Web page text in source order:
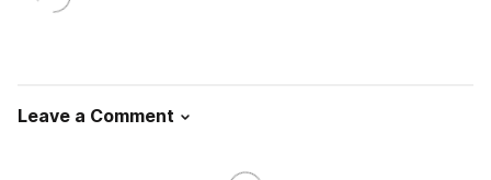
Leave a Comment